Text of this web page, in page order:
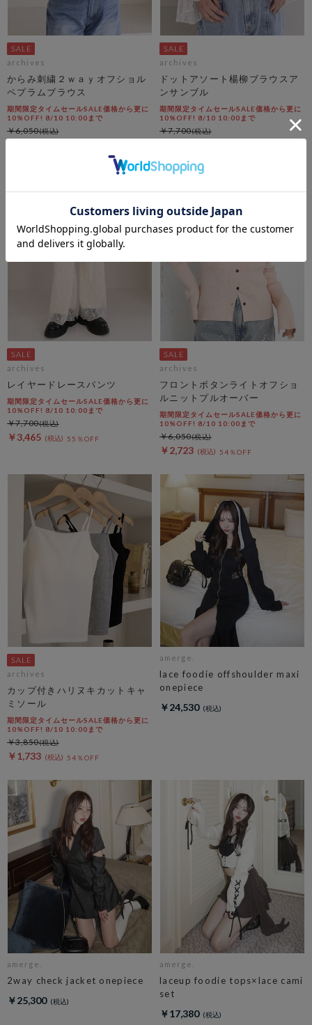
archives
からみ刺繍２ｗａｙオフショル
ペプラムブラウス
期間限定タイムセールSALE価格から更に
10%OFF! 8/10 10:00まで
￥6,050
archives
ドットアソート楊柳ブラウスア
ンサンブル
期間限定タイムセールSALE価格から更に
10%OFF! 8/10 10:00まで
￥7,700
archives
レイヤードレースパンツ
期間限定タイムセールSALE価格から更に
10%OFF! 8/10 10:00まで
￥3,465 55％OFF
￥7,700
archives
フロントボタンライトオフショ
ルニットプルオーバー
期間限定タイムセールSALE価格から更に
10%OFF! 8/10 10:00まで
￥2,723 54％OFF
￥6,050
archives
カップ付きハリヌキカットキャ
ミソール
期間限定タイムセールSALE価格から更に
10%OFF! 8/10 10:00まで
￥1,733 54％OFF
￥3,850
amerge.
lace foodie offshoulder maxi
onepiece
￥24,530
amerge.
2way check jacket onepiece
￥25,300
amerge.
laceup foodie tops×lace cami
set
￥17,380